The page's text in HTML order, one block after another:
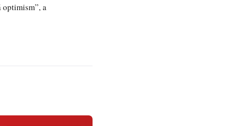
optimism”, a